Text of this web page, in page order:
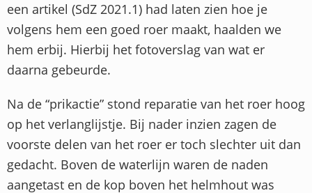
een artikel (SdZ 2021.1) had laten zien hoe je
volgens hem een goed roer maakt, haalden we
hem erbij. Hierbij het fotoverslag van wat er
daarna gebeurde.
Na de “prikactie” stond reparatie van het roer hoog
op het verlanglijstje. Bij nader inzien zagen de
voorste delen van het roer er toch slechter uit dan
gedacht. Boven de waterlijn waren de naden
aangetast en de kop boven het helmhout was